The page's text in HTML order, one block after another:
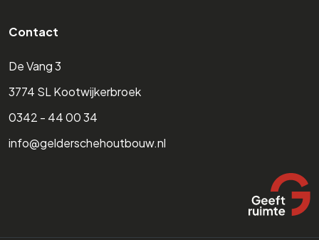
Contact
De Vang 3
3774 SL Kootwijkerbroek
0342 - 44 00 34
info@gelderschehoutbouw.nl